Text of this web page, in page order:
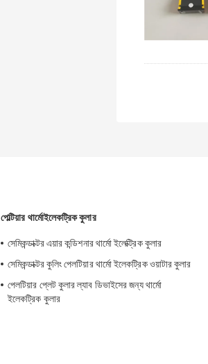
পেল্টিয়ার থার্মোইলেকট্রিক কুলার
সেমিকন্ডাক্টর এয়ার কন্ডিশনার থার্মো ইলেক্ট্রিক কুলার
সেমিকন্ডাক্টর কুলিং পেলটিয়ার থার্মো ইলেকট্রিক ওয়াটার কুলার
পেলটিয়ার প্লেট কুলার ল্যাব ডিভাইসের জন্য থার্মো
ইলেকট্রিক কুলার